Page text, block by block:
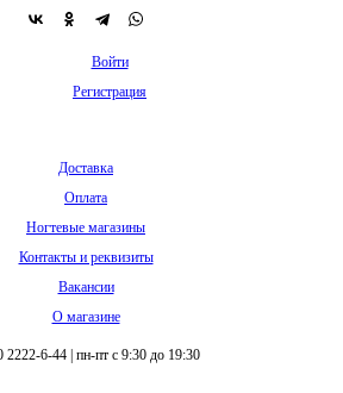
Войти
Регистрация
Доставка
Оплата
Ногтевые магазины
Контакты и реквизиты
Вакансии
О магазине
2222-6-44 пн-пт с 9:30 до 19:30